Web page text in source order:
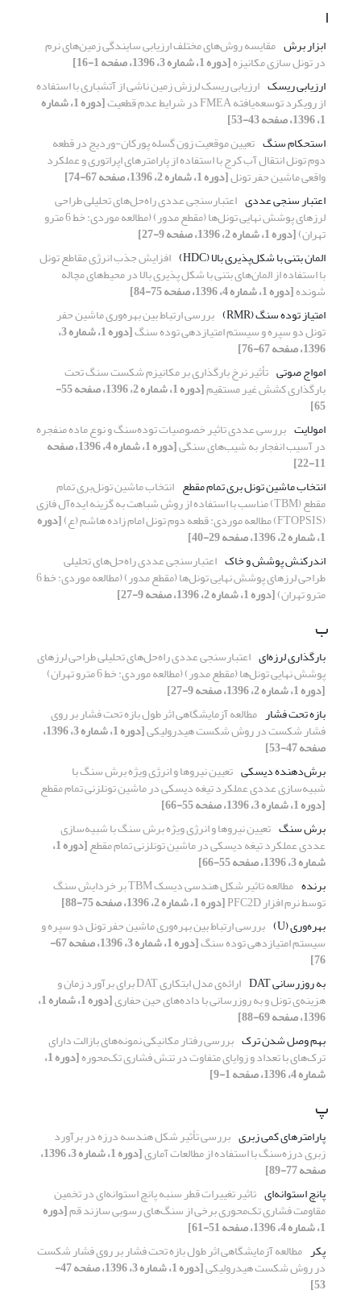
ا
ابزار برش مقایسه روش‌های مختلف ارزیابی سایندگی زمین‌های نرم
در تونل سازی مکانیزه[دوره 1، شماره 3، 1396، صفحه 1-16]
ارزیابی ریسک ارزیابی ریسک لرزش زمین ناشی از آتشباری با استفاده
از رویکرد توسعه‌یافته FMEA در شرایط عدم قطعیت [دوره 1، شماره
1، 1396، صفحه 43-53]
استحکام سنگ تعیین موقعیت زون گسله پورکان-وردیج در قطعه
دوم تونل انتقال آب کرج با استفاده از پارامترهای اپراتوری و عملکرد
واقعی ماشین حفر تونل[دوره 1، شماره 2، 1396، صفحه 67-74]
اعتبار سنجی عددی اعتبارسنجی عددی راه‌حل‌های تحلیلی طراحی
لرزهای پوشش نهایی تونل‌ها (مقطع مدور) (مطالعه موردی: خط 6 مترو
تهران)[دوره 1، شماره 2، 1396، صفحه 9-27]
المان بتنی با شکل‌پذیری بالا (HDC)
افزایش جذب انرژی مقاطع تونل
با استفاده از المان‌های بتنی با شکل پذیری بالا در محیط‌های مچاله
شونده[دوره 1، شماره 4، 1396، صفحه 75-84]
امتیاز توده سنگ (RMR)
بررسی ارتباط بین بهره‌وری ماشین حفر
تونل دو سپره و سیستم امتیازدهی توده سنگ [دوره 1، شماره 3،
1396، صفحه 67-76]
امواج صوتی تأثیر نرخ بارگذاری بر مکانیزم شکست سنگ تحت
بارگذاری کشش غیر مستقیم [دوره 1، شماره 2، 1396، صفحه 55-
65]
امولایت بررسی عددی تاثیر خصوصیات توده‌سنگ و نوع ماده منفجره
در آسیب انفجار به شیب‌های سنگی [دوره 1، شماره 4، 1396، صفحه
11-22]
انتخاب ماشین تونل بری تمام مقطع انتخاب ماشین تونل‌بری تمام
مقطع (TBM) مناسب با استفاده از روش شباهت به گزینه ایده‌آل فازی
(FTOPSIS) مطالعه موردی: قطعه دوم تونل امام زاده هاشم (ع) [دوره
1، شماره 2، 1396، صفحه 29-40]
اندرکنش پوشش و خاک اعتبارسنجی عددی راه‌حل‌های تحلیلی
طراحی لرزهای پوشش نهایی تونل‌ها (مقطع مدور) (مطالعه موردی: خط 6
مترو تهران)[دوره 1، شماره 2، 1396، صفحه 9-27]
ب
بارگذاری لرزه‌ای اعتبارسنجی عددی راه‌حل‌های تحلیلی طراحی لرزهای
پوشش نهایی تونل‌ها (مقطع مدور) (مطالعه موردی: خط 6 مترو تهران)
[دوره 1، شماره 2، 1396، صفحه 9-27]
بازه تحت فشار مطالعه آزمایشگاهی اثر طول بازه تحت فشار بر روی
فشار شکست در روش شکست هیدرولیکی [دوره 1، شماره 3، 1396،
صفحه 47-53]
برش‌دهنده دیسکی تعیین نیروها و انرژی ویژه برش سنگ با
شبیه‌سازی عددی عملکرد تیغه دیسکی در ماشین تونلزنی تمام مقطع
[دوره 1، شماره 3، 1396، صفحه 55-66]
برش سنگ تعیین نیروها و انرژی ویژه برش سنگ با شبیه‌سازی
عددی عملکرد تیغه دیسکی در ماشین تونلزنی تمام مقطع [دوره 1،
شماره 3، 1396، صفحه 55-66]
برنده
مطالعه تاثیر شکل هندسی دیسک TBM بر خردایش سنگ
توسط نرم افزار PFC2D
[دوره 1، شماره 2، 1396، صفحه 75-88]
بهره‌وری (U)
بررسی ارتباط بین بهره‌وری ماشین حفر تونل دو سپره و
سیستم امتیازدهی توده سنگ [دوره 1، شماره 3، 1396، صفحه 67-
76]
به روزرسانی DAT
ارائه‌ی مدل ابتکاری DAT برای برآورد زمان و
هزینه‌ی تونل و به روزرسانی با داده‌های حین حفاری [دوره 1، شماره 1،
1396، صفحه 69-88]
بهم وصل شدن ترک بررسی رفتار مکانیکی نمونه‌های بازالت دارای
ترک‌های با تعداد و زوایای متفاوت در تنش فشاری تک‌محوره [دوره 1،
شماره 4، 1396، صفحه 1-9]
پ
پارامترهای کمی زبری بررسی تأثیر شکل هندسه درزه در برآورد
زبری درزه‌سنگ با استفاده از مطالعات آماری [دوره 1، شماره 3، 1396،
صفحه 77-89]
پانچ استوانه‌ای تاثیر تغییرات قطر سنبه پانچ استوانه‌ای در تخمین
مقاومت فشاری تک‌محوری برخی از سنگ‌های رسوبی سازند قم[دوره
1، شماره 4، 1396، صفحه 51-61]
پکر مطالعه آزمایشگاهی اثر طول بازه تحت فشار بر روی فشار شکست
در روش شکست هیدرولیکی [دوره 1، شماره 3، 1396، صفحه 47-
53]